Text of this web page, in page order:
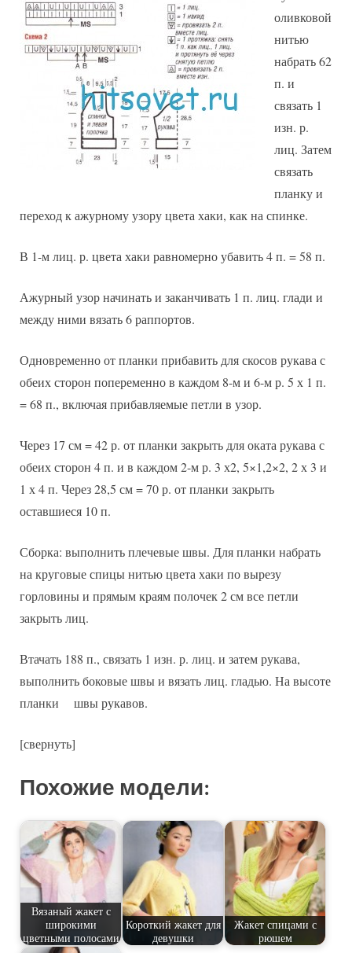
оливковой
нитью
набрать 62
п. и
связать 1
изн. р.
лиц. Затем
связать
планку и
переход к ажурному узору цвета хаки, как на спинке.
В 1-м лиц. р. цвета хаки равномерно убавить 4 п. = 58 п.
Ажурный узор начинать и заканчивать 1 п. лиц. глади и
между ними вязать 6 раппортов.
Одновременно от планки прибавить для скосов рукава с
обеих сторон попеременно в каждом 8-м и 6-м р. 5 х 1 п.
= 68 п., включая прибавляемые петли в узор.
Через 17 см = 42 р. от планки закрыть для оката рукава с
обеих сторон 4 п. и в каждом 2-м р. 3 х2, 5×1,2×2, 2 х 3 и
1 х 4 п. Через 28,5 см = 70 р. от планки закрыть
оставшиеся 10 п.
Сборка: выполнить плечевые швы. Для планки набрать
на круговые спицы нитью цвета хаки по вырезу
горловины и прямым краям полочек 2 см все петли
закрыть лиц.
Втачать 188 п., связать 1 изн. р. лиц. и затем рукава,
выполнить боковые швы и вязать лиц. гладью. На высоте
планки швы рукавов.
[свернуть]
Похожие модели:
Вязаный жакет с
широкими
цветными полосами
Короткий жакет для
девушки
Жакет спицами с
рюшем